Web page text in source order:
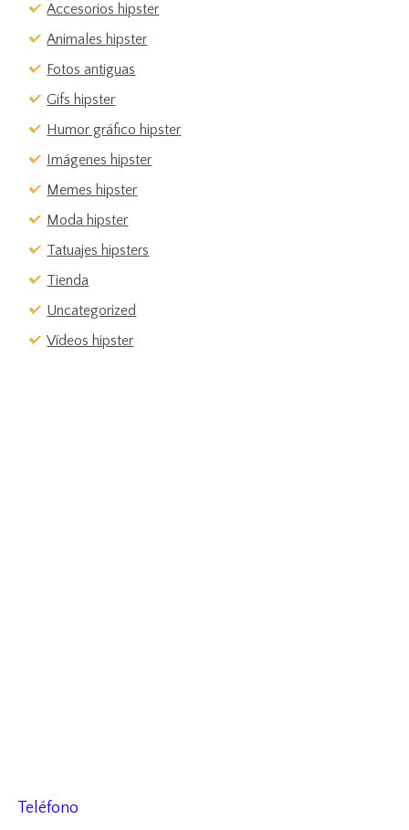
Accesorios hipster
Animales hipster
Fotos antiguas
Gifs hipster
Humor gráfico hipster
Imágenes hipster
Memes hipster
Moda hipster
Tatuajes hipsters
Tienda
Uncategorized
Vídeos hipster
Teléfono